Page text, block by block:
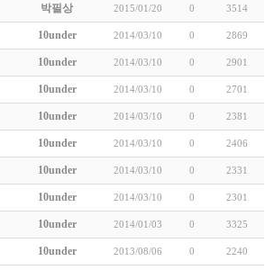
박필상 2015/01/20 0 3514
10under 2014/03/10 0 2869
10under 2014/03/10 0 2901
10under 2014/03/10 0 2701
10under 2014/03/10 0 2381
10under 2014/03/10 0 2406
10under 2014/03/10 0 2331
10under 2014/03/10 0 2301
10under 2014/01/03 0 3325
10under 2013/08/06 0 2240